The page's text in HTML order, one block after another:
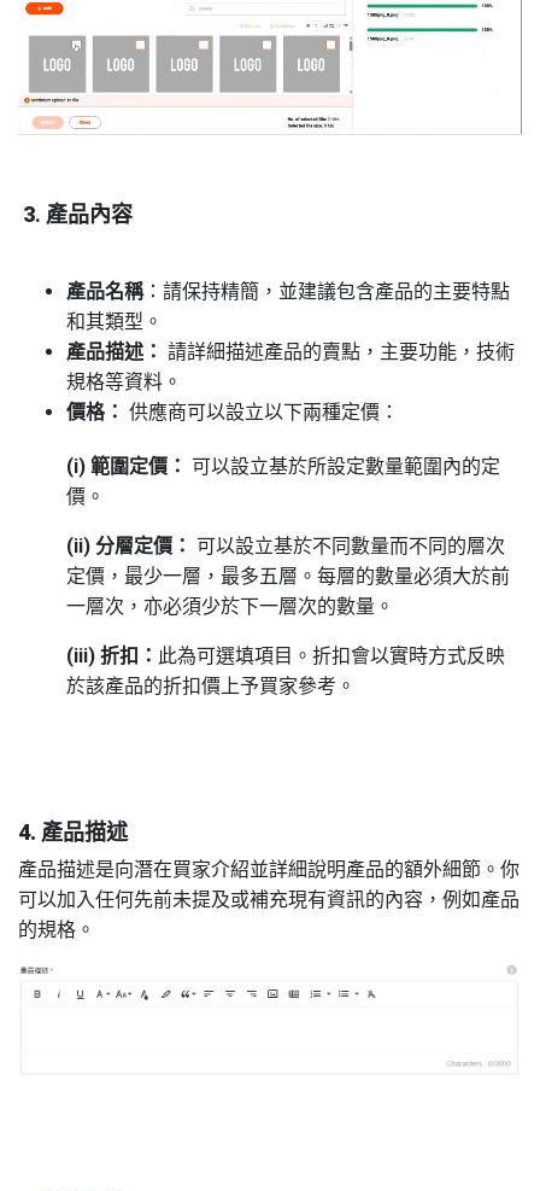
3. 產品內容
產品名稱：請保持精簡，並建議包含產品的主要特點
和其類型。
產品描述： 請詳細描述產品的賣點，主要功能，技術
規格等資料。
價格： 供應商可以設立以下兩種定價：
(i) 範圍定價： 可以設立基於所設定數量範圍內的定
價。
(ii) 分層定價： 可以設立基於不同數量而不同的層次
定價，最少一層，最多五層。每層的數量必須大於前
一層次，亦必須少於下一層次的數量。
(iii) 折扣： 此為可選填項目。折扣會以實時方式反映
於該產品的折扣價上予買家參考。
4. 產品描述
產品描述是向潛在買家介紹並詳細說明產品的額外細節。你
可以加入任何先前未提及或補充現有資訊的內容，例如產品
的規格。